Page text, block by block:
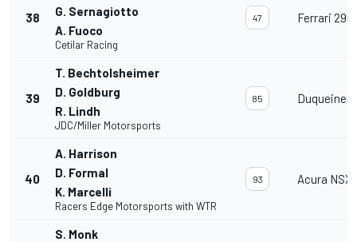
38
G. Sernagiotto
A. Fuoco
Cetilar Racing
47 Ferrari 296
39
T. Bechtolsheimer
D. Goldburg
R. Lindh
JDC/Miller Motorsports
85 Duqueine
40
A. Harrison
D. Formal
K. Marcelli
Racers Edge Motorsports with WTR
93 Acura NSX
S. Monk